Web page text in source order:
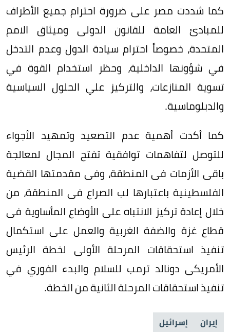
كما شددت مصر على ضرورة احترام جميع الأطراف
للمبادئ العامة للقانون الدولى وميثاق الامم
المتحدة، خصوصاً احترام سيادة الدول وعدم التدخل
في شؤونها الداخلية، وحظر استخدام القوة في
تسوية المنازعات، والتركيز علي الحلول السياسية
والدبلوماسية.
كما أكدت أهمية عدم التصعيد وتمهيد الأجواء
للتوصل لتفاهمات توافقية تفتح المجال لمعالجة
باقى الأزمات فى المنطقة، وفى مقدمتها القضية
الفلسطينية باعتبارها لب الصراع فى المنطقة، من
خلال إعادة تركيز الانتباه على الأوضاع المأساوية فى
قطاع غزة والضفة الغربية والعمل على استكمال
تنفيذ استحقاقات المرحلة الأولى لخطة الرئيس
الأمريكى دونالد ترمب للسلام والبدء الفوري في
تنفيذ استحقاقات المرحلة الثانية من الخطة.
إيران إسرائيل